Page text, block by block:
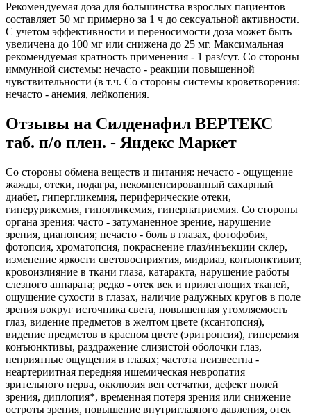
Рекомендуемая доза для большинства взрослых пациентов
составляет 50 мг примерно за 1 ч до сексуальной активности.
С учетом эффективности и переносимости доза может быть
увеличена до 100 мг или снижена до 25 мг. Максимальная
рекомендуемая кратность применения - 1 раз/сут. Со стороны
иммунной системы: нечасто - реакции повышенной
чувствительности (в т.ч. Со стороны системы кроветворения:
нечасто - анемия, лейкопения.
Отзывы на Силденафил ВЕРТЕКС
таб. п/о плен. - Яндекс Маркет
Со стороны обмена веществ и питания: нечасто - ощущение
жажды, отеки, подагра, некомпенсированный сахарный
диабет, гипергликемия, периферические отеки,
гиперурикемия, гипогликемия, гипернатриемия. Со стороны
органа зрения: часто - затуманенное зрение, нарушение
зрения, цианопсия; нечасто - боль в глазах, фотофобия,
фотопсия, хроматопсия, покраснение глаз/инъекции склер,
изменение яркости световосприятия, мидриаз, конъюнктивит,
кровоизлияние в ткани глаза, катаракта, нарушение работы
слезного аппарата; редко - отек век и прилегающих тканей,
ощущение сухости в глазах, наличие радужных кругов в поле
зрения вокруг источника света, повышенная утомляемость
глаз, видение предметов в желтом цвете (ксантопсия),
видение предметов в красном цвете (эритропсия), гиперемия
конъюнктивы, раздражение слизистой оболочки глаз,
неприятные ощущения в глазах; частота неизвестна -
неартериитная передняя ишемическая невропатия
зрительного нерва, окклюзия вен сетчатки, дефект полей
зрения, диплопия*, временная потеря зрения или снижение
остроты зрения, повышение внутриглазного давления, отек